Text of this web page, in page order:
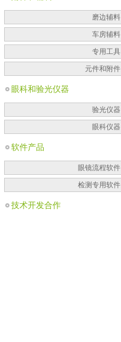
磨边辅料
车房辅料
专用工具
元件和附件
眼科和验光仪器
验光仪器
眼科仪器
软件产品
眼镜流程软件
检测专用软件
技术开发合作